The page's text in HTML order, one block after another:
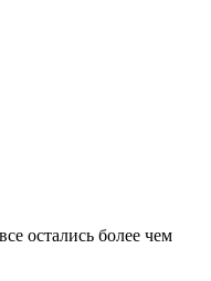
остались более чем